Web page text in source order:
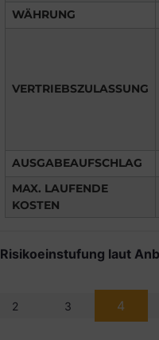
WÄHRUNG
VERTRIEBSZULASSUNG
AUSGABEAUFSCHLAG
MAX. LAUFENDE
KOSTEN
Risikoeinstufung laut
2 3 4